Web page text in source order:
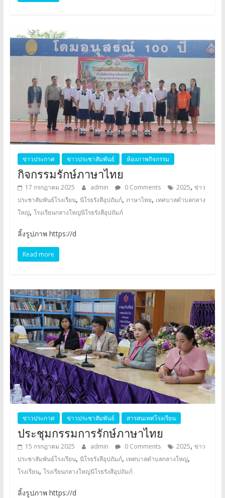
ข่าวประกาศ ข่าวประชาสัมพันธ์ ห้องภาพกิจกรรม
กิจกรรมรักษ์ภาษาไทย
17 กรกฎาคม 2025 admin 0 Comments 2025, ข่าว
ประชาสัมพันธ์โรงเรียน, นิโรธรังสีอุปถัมภ์, ภาษาไทย, เทศบาลตำบลกลาง
ใหญ่, โรงเรียนกลางใหญ่นิโรธรังสีอุปถัมภ์
ลิ้งรูปภาพ https://d
Read more
ข่าวประกาศ ข่าวประชาสัมพันธ์ สารสนเทศโรงเรียน
ประชุมกรรมการรักษ์ภาษาไทย
15 กรกฎาคม 2025 admin 0 Comments 2025, ข่าว
ประชาสัมพันธ์โรงเรียน, นิโรธรังสีอุปถัมภ์, เทศบาลตำบลกลางใหญ่,
โรงเรียน, โรงเรียนกลางใหญ่นิโรธรังสีอุปถัมภ์
ลิ้งรูปภาพ https://d